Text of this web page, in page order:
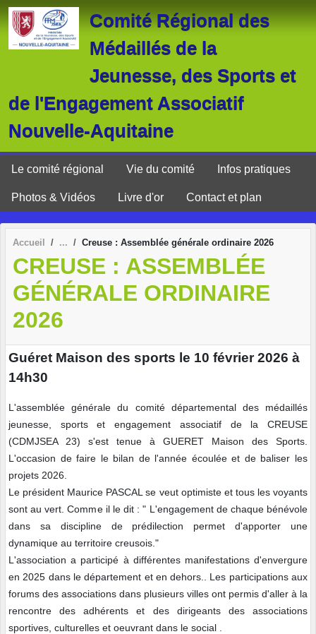
Comité Régional des
Médaillés de la
Jeunesse, des Sports et
de l'Engagement Associatif
Nouvelle-Aquitaine
Le comité régional Vie du comité Infos pratiques
Photos & Vidéos Livre d'or Contact et plan
Accueil Creuse : Assemblée générale ordinaire 2026
CREUSE : ASSEMBLÉE
GÉNÉRALE ORDINAIRE
2026
Guéret Maison des sports le 10 février 2026 à
14h30
L'assemblée générale du comité départemental des médaillés
jeunesse, sports et engagement associatif de la CREUSE
(CDMJSEA 23) s'est tenue à GUERET Maison des Sports.
L'occasion de faire le bilan de l'année écoulée et de baliser les
projets 2026.
Le président Maurice PASCAL se veut optimiste et tous les voyants
sont au vert. Comme il le dit : " L'engagement de chaque bénévole
dans sa discipline de prédilection permet d'apporter une
dynamique au territoire creusois."
L'association a participé à différentes manifestations d'envergure
en 2025 dans le département et en dehors.. Les participations aux
forums des associations dans plusieurs villes ont permis d'aller à la
rencontre des adhérents et des dirigeants des associations
sportives, culturelles et oeuvrant dans le social .
Panneau de gestion des cookies